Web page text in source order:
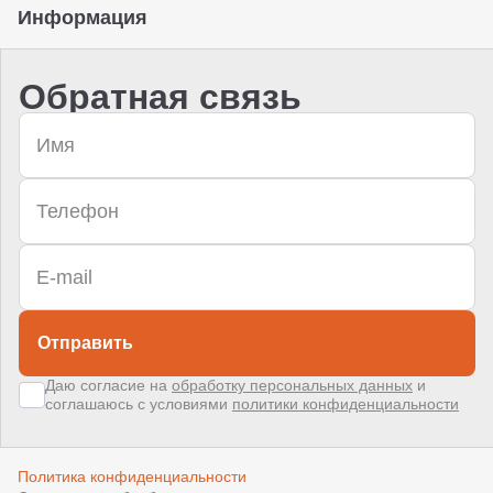
Информация
Политика конфиденциальности
Обратная связь
Отправить
Даю согласие на обработку персональных данных и
соглашаюсь с условиями политики конфиденциальности